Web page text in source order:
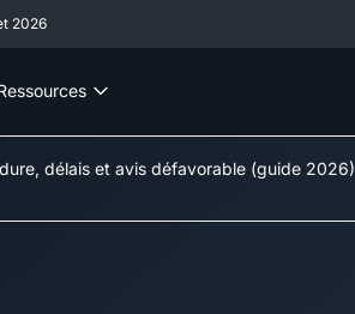
2026
délais et avis défavorable (guide 2026)